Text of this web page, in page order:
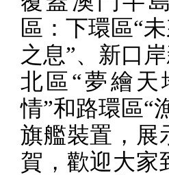
區：下環區“
之息”、新口
北區“夢繪天
情”和路環區“
旗艦裝置，展
賀，歡迎大家